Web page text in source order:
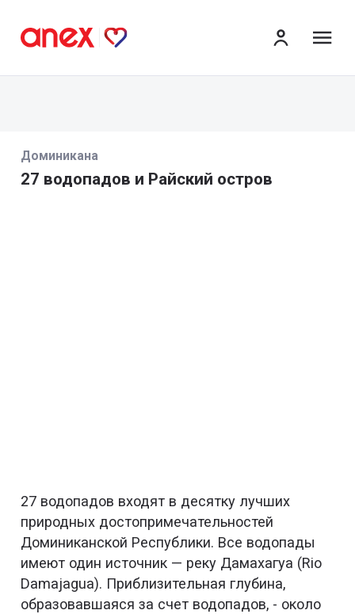
Доминикана
27 водопадов и Райский остров
27 водопадов входят в десятку лучших
природных достопримечательностей
Доминиканской Республики. Все водопады
имеют один источник — реку Дамахагуа (Rio
Damajagua). Приблизительная глубина,
образовавшаяся за счет водопадов, - около